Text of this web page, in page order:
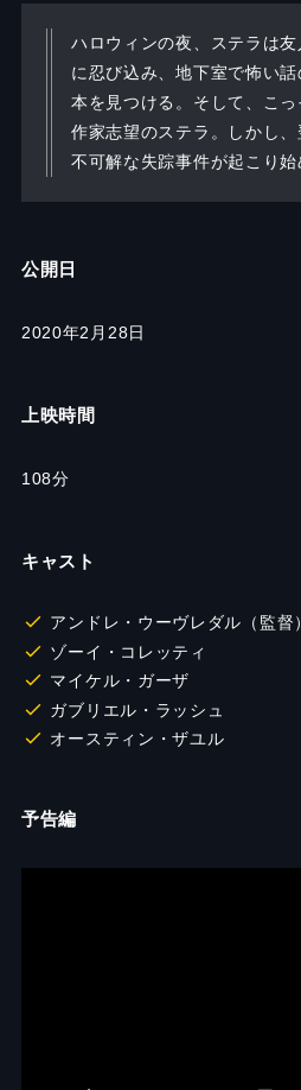
ハロウィンの夜、ステラは
に忍び込み、地下室で怖い
本を見つける。そして、こ
作家志望のステラ。しかし
不可解な失踪事件が起こり始
公開日
2020年2月28日
上映時間
108分
キャスト
アンドレ・ウーヴレダル（監督）
ゾーイ・コレッティ
マイケル・ガーザ
ガブリエル・ラッシュ
オースティン・ザユル
予告編